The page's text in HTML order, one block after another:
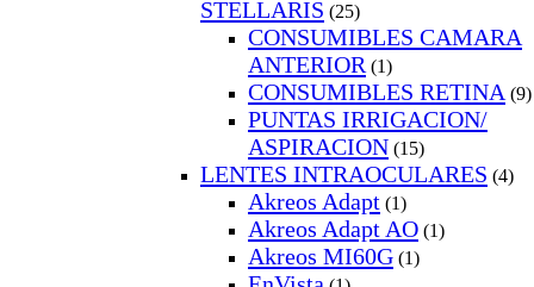
STELLARIS (25)
CONSUMIBLES CAMARA
ANTERIOR (1)
CONSUMIBLES RETINA (9)
PUNTAS IRRIGACION/
ASPIRACION (15)
LENTES INTRAOCULARES (4)
Akreos Adapt (1)
Akreos Adapt AO (1)
Akreos MI60G (1)